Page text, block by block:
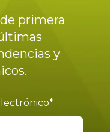
primera
y
*